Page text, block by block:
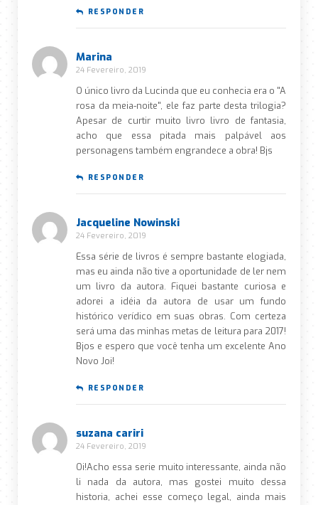
RESPONDER
Marina
24 Fevereiro, 2019
O único livro da Lucinda que eu conhecia era o "A
rosa da meia-noite", ele faz parte desta trilogia?
Apesar de curtir muito livro livro de fantasia,
acho que essa pitada mais palpável aos
personagens também engrandece a obra! Bjs
RESPONDER
Jacqueline Nowinski
24 Fevereiro, 2019
Essa série de livros é sempre bastante elogiada,
mas eu ainda não tive a oportunidade de ler nem
um livro da autora. Fiquei bastante curiosa e
adorei a idéia da autora de usar um fundo
histórico verídico em suas obras. Com certeza
será uma das minhas metas de leitura para 2017!
Bjos e espero que você tenha um excelente Ano
Novo Joi!
RESPONDER
suzana cariri
24 Fevereiro, 2019
Oi!Acho essa serie muito interessante, ainda não
li nada da autora, mas gostei muito dessa
historia, achei esse começo legal, ainda mais